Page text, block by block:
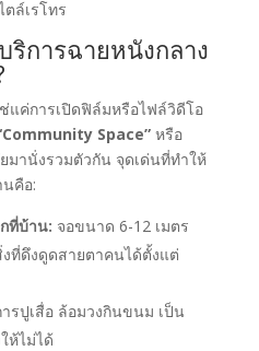
ล์เรโทร
ริการฉายหนังกลาง
แค่การเปิดฟิล์มหรือไฟล์วิดีโอ
Space”หรือ
านั่งรวมตัวกัน จุดเด่นที่ทำให้
นคือ:
ที่บ้าน: จอขนาด 6-12 เมตร
ที่ดึงดูดสายตาคนได้ตั้งแต่
ารปูเสื่อ ล้อมวงกินขนม เป็น
ห้ไม่ได้